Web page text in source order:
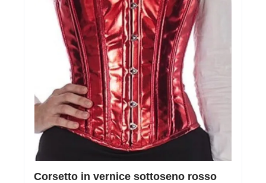
Corsetto in vernice sottoseno rosso